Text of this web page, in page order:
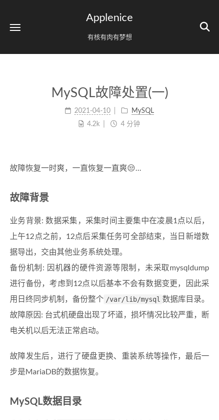
Applenice
有核有肉有梦想
MySQL故障处置(一)
2021-04-10
MySQL
4.2k
4 分钟
故障恢复一时爽，一直恢复一直爽😒…
故障背景
业务背景: 数据采集，采集时间主要集中在凌晨1点以后，
上午12点之前，12点后采集任务可全部结束，当日新增数
据导出，交由其他业务系统处理。
备份机制: 因机器的硬件资源等限制，未采取mysqldump
进行备份，考虑到12点以后基本不会有数据变更，因此采
用日终同步机制，备份整个 /var/lib/mysql 数据库目录。
故障原因: 台式机硬盘出现了坏道，损坏情况比较严重，断
电关机以后无法正常启动。
故障发生后，进行了硬盘更换、重装系统等操作，最后一
步是MariaDB的数据恢复。
MySQL数据目录